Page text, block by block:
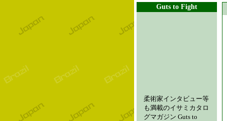
Guts to Fight
柔術家インタビュー等
も満載のイサミカタロ
グマガジン Guts to